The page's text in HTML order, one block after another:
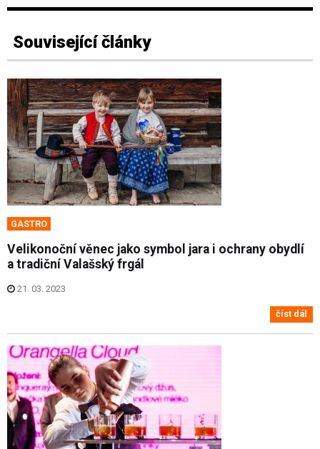
Související články
GASTRO
Velikonoční věnec jako symbol jara i ochrany obydlí
a tradiční Valašský frgál
21. 03. 2023
číst dál